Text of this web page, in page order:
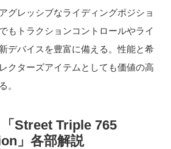
グレッシブなライディングポジショ
もトラクションコントロールやライ
デバイスを豊富に備える。性能と希
クターズアイテムとしても価値の高
。
Street Triple 765
」各部解説